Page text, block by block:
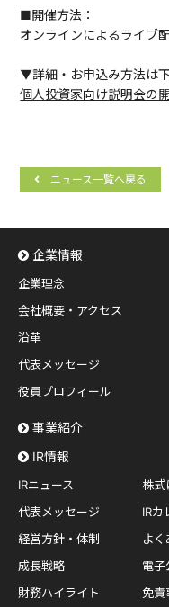
■開催方法：
オンラインによるライブ
▼詳細・お申込み方法は
個人投資家向け説明会の
ニュース一覧へ戻る
企業情報
企業理念
会社概要・アクセス
沿革
代表メッセージ
役員プロフィール
事業紹介
IR情報
IRニュース
代表メッセージ
経営方針・体制
成長戦略
財務ハイライト
株式
IRカ
よく
電子
免責